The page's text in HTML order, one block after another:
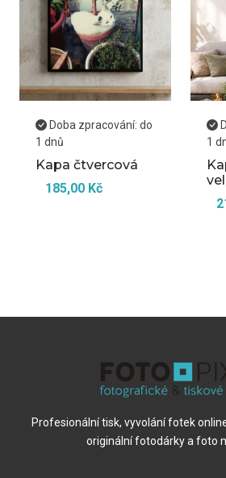
Doba zpracování: do
1 dnů
Kapa čtvercová
185,00 Kč
1
Profesionální tisk, vyvolání fotek
originální fotodárky a foto